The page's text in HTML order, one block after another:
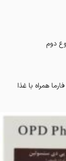
دوم
دی فارما همراه با غذا